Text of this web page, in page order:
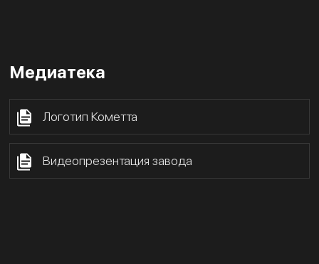
Медиатека
Логотип Кометта
Видеопрезентация завода